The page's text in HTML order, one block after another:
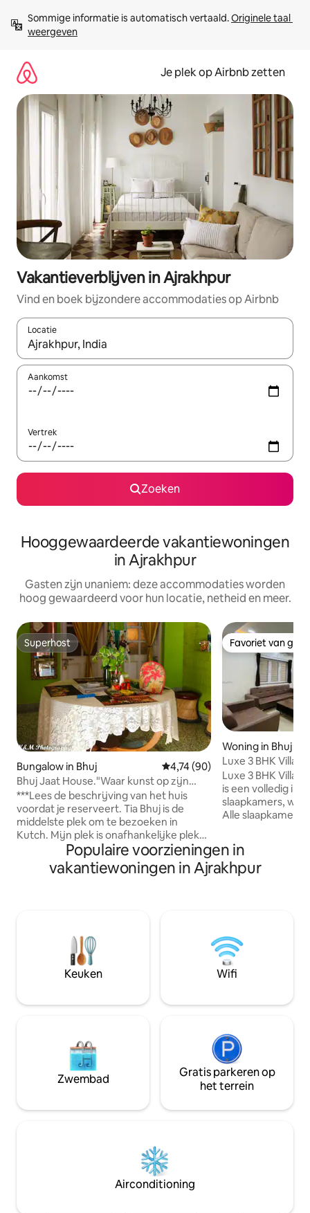
direct
naar
Sommige informatie is automatisch vertaald. Originele taal
weergeven
Je plek op Airbnb zetten
Vakantieverblijven in Ajrakhpur
Vind en boek bijzondere accommodaties op Airbnb
Locatie
Wanneer er resultaten beschikbaar zijn, maak je een keuze
Aankomst
Vertrek
Zoeken
Hooggewaardeerde vakantiewoningen
in Ajrakhpur
Gasten zijn unaniem: deze accommodaties worden
hoog gewaardeerd voor hun locatie, netheid en meer.
Superhost
Superhost
Bungalow in Bhuj Gemiddelde beoordeling van
4,74 (90)
Bhuj Jaat House."Waar kunst op zijn
eigen manier spreekt."
***Lees de beschrijving van het huis
voordat je reserveert. Tia Bhuj is de
middelste plek om te bezoeken in
Kutch. Mijn plek is onafhankelijke plek
voor toeristen zonder overlast. er zijn 2
slaapkamers, 1 is groot en de andere is
klein. Het is een zeer aangename,
eetgelegenheden en kunst en cultuur.
Je zult genieten van mijn plek, want het
comfortabele bed, de keuken,het
uitzicht en de gezelligheid. Goed voor
Favoriet van
Favoriet van
Woning in Bhuj
Luxe 3 BHK Villa
Homestay
Luxe 3 BHK Villa
is een volledig
slaapkamers,
Alle slaapkamers
hebben een
badkamer met
spiegel,
ruimtes van de
gratis wifi. Veel plezier met het hele
gezin in deze
Populaire voorzieningen in
vakantiewoningen in Ajrakhpur
Keuken Wifi
Zwembad
Gratis parkeren op
het terrein
Airconditioning